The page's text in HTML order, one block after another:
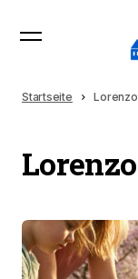
Startseite